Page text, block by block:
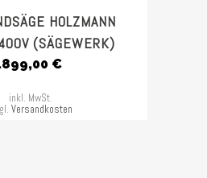
HOLZMANN
(SÄGEWERK)
€
inkl. MwSt.
Versandkosten